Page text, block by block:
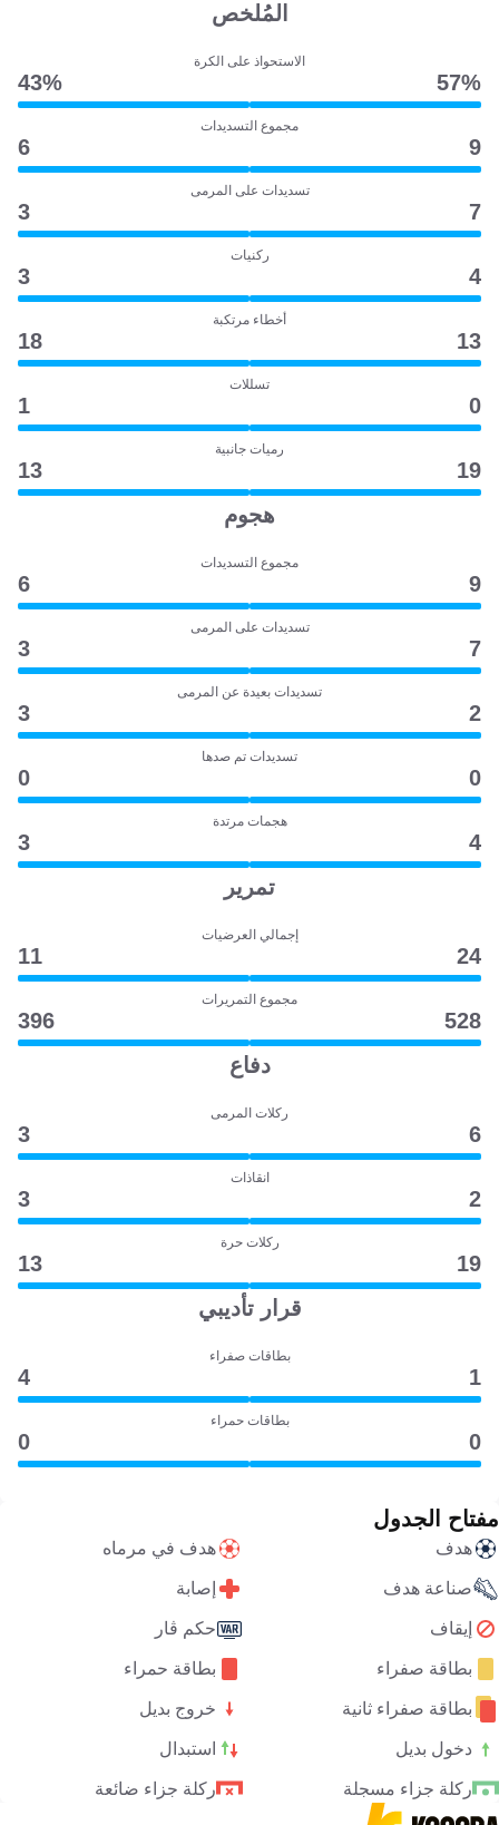
المُلخص
الاستحواذ على الكرة
57‎%‎
43‎%‎
مجموع التسديدات
9
6
تسديدات على المرمى
7
3
ركنيات
4
3
أخطاء مرتكبة
13
18
تسللات
0
1
رميات جانبية
19
13
هجوم
مجموع التسديدات
9
6
تسديدات على المرمى
7
3
تسديدات بعيدة عن المرمى
2
3
تسديدات تم صدها
0
0
هجمات مرتدة
4
3
تمرير
إجمالي العرضيات
24
11
مجموع التمريرات
528
396
دفاع
ركلات المرمى
6
3
انقاذات
2
3
ركلات حرة
19
13
قرار تأديبي
بطاقات صفراء
1
4
بطاقات حمراء
0
0
مفتاح الجدول
هدف هدف في مرماه
صناعة هدف إصابة
إيقاف حكم ڤار
بطاقة صفراء بطاقة حمراء
بطاقة صفراء ثانية خروج بديل
دخول بديل استبدال
ركلة جزاء مسجلة ركلة جزاء ضائعة